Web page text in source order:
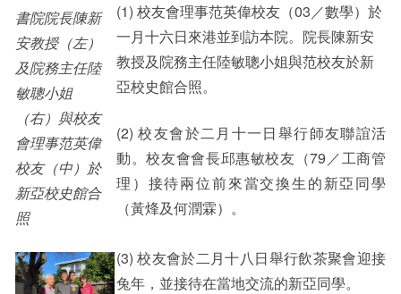
新亞影集
影片庫
Alumni Connections
書院院長陳新
安教授（左）
及院務主任陸
敏聰小姐
（右）與校友
會理事范英偉
校友（中）於
新亞校史館合
照
(1) 校友會理事范英偉校友（03／數學）於
一月十六日來港並到訪本院。院長陳新安
教授及院務主任陸敏聰小姐與范校友於新
亞校史館合照。
(2) 校友會於二月十一日舉行師友聯誼活
動。校友會會長邱惠敏校友（79／工商管
理）接待兩位前來當交換生的新亞同學
（黃烽及何潤霖）。
(3) 校友會於二月十八日舉行飲茶聚會迎接
兔年，並接待在當地交流的新亞同學。